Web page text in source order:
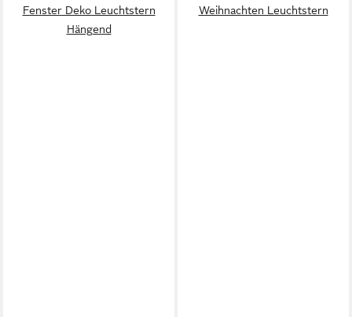
Fenster Deko Leuchtstern
Hängend
Weihnachten Leuchtstern